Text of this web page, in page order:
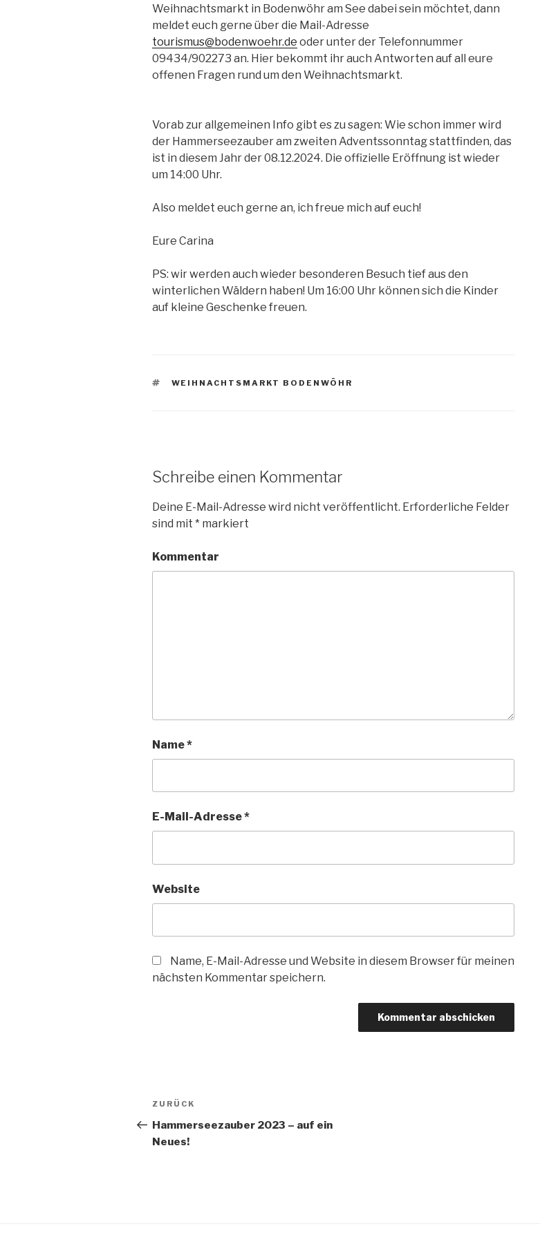
Weihnachtsmarkt in Bodenwöhr am See dabei sein möchtet, dann
meldet euch gerne über die Mail-Adresse
tourismus@bodenwoehr.de oder unter der Telefonnummer
09434/902273 an. Hier bekommt ihr auch Antworten auf all eure
offenen Fragen rund um den Weihnachtsmarkt.
Vorab zur allgemeinen Info gibt es zu sagen: Wie schon immer wird
der Hammerseezauber am zweiten Adventssonntag stattfinden, das
ist in diesem Jahr der 08.12.2024. Die offizielle Eröffnung ist wieder
um 14:00 Uhr.
Also meldet euch gerne an, ich freue mich auf euch!
Eure Carina
PS: wir werden auch wieder besonderen Besuch tief aus den
winterlichen Wäldern haben! Um 16:00 Uhr können sich die Kinder
auf kleine Geschenke freuen.
SCHLAGWÖRTER
WEIHNACHTSMARKT BODENWÖHR
Schreibe einen Kommentar
Deine E-Mail-Adresse wird nicht veröffentlicht. Erforderliche Felder
sind mit * markiert
Kommentar
Name*
E-Mail-Adresse*
Website
Name, E-Mail-Adresse und Website in diesem Browser für meinen
nächsten Kommentar speichern.
Beitragsnavigation
Vorheriger
Beitrag
ZURÜCK
Hammerseezauber 2023 – auf ein
Neues!